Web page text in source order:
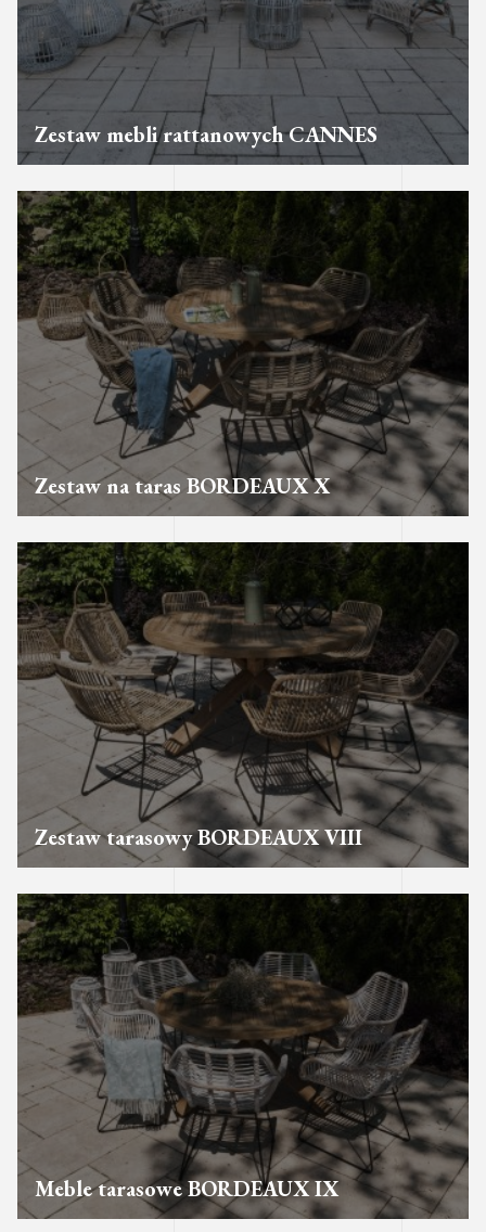
Zestaw mebli rattanowych CANNES
Zestaw na taras BORDEAUX X
Zestaw tarasowy BORDEAUX VIII
Meble tarasowe BORDEAUX IX